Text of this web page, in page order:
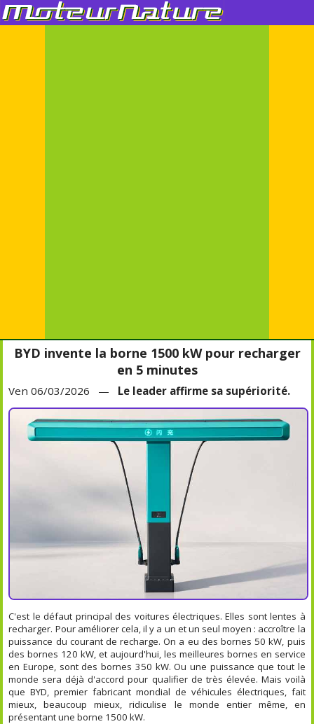
BYD invente la borne 1500 kW pour recharger
en 5 minutes
Ven 06/03/2026 — Le leader affirme sa supériorité.
C'est le défaut principal des voitures électriques. Elles sont lentes à
recharger. Pour améliorer cela, il y a un et un seul moyen : accroître la
puissance du courant de recharge. On a eu des bornes 50 kW, puis
des bornes 120 kW, et aujourd'hui, les meilleures bornes en service
en Europe, sont des bornes 350 kW. Ou une puissance que tout le
monde sera déjà d'accord pour qualifier de très élevée. Mais voilà
que BYD, premier fabricant mondial de véhicules électriques, fait
mieux, beaucoup mieux, ridiculise le monde entier même, en
présentant une borne 1500 kW.